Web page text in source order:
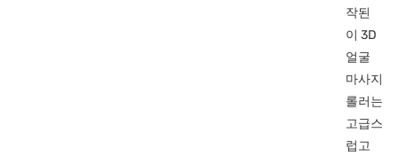
작된
이 3D
얼굴
마사지
롤러는
고급스
럽고